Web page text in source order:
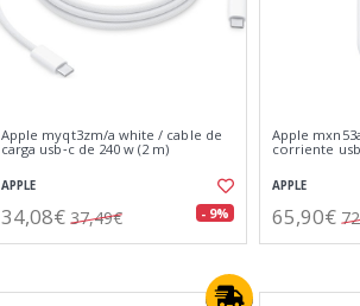
Apple myqt3zm/a white / cable de
carga usb‑c de 240 w (2 m)
APPLE
34,08€ 37,49€ - 9%
Apple
corriente
APPLE
65,90€